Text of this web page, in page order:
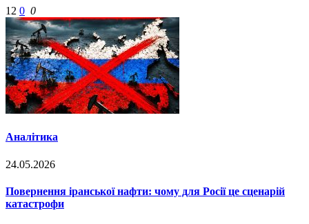
12 0 0
Аналітика
24.05.2026
Повернення іранської нафти: чому для Росії це сценарій
катастрофи